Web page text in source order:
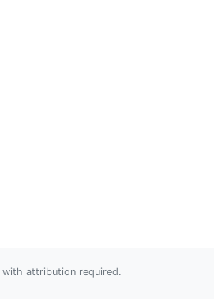
with attribution required.